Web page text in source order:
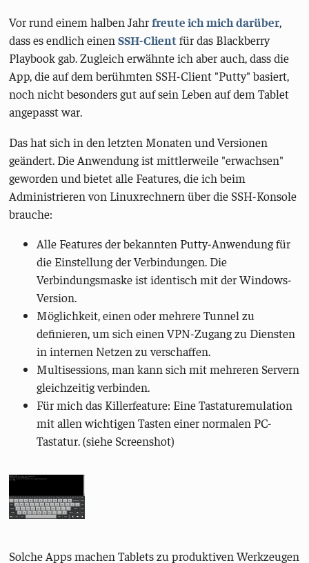
Vor rund einem halben Jahrfreute ich mich darüber,
dass es endlich einenSSH-Clientfür das Blackberry
Playbook gab. Zugleich erwähnte ich aber auch, dass die
App, die auf dem berühmten SSH-Client "Putty" basiert,
noch nicht besonders gut auf sein Leben auf dem Tablet
angepasst war.
Das hat sich in den letzten Monaten und Versionen
geändert. Die Anwendung ist mittlerweile "erwachsen"
geworden und bietet alle Features, die ich beim
Administrieren von Linuxrechnern über die SSH-Konsole
brauche:
Alle Features der bekannten Putty-Anwendung für
die Einstellung der Verbindungen. Die
Verbindungsmaske ist identisch mit der Windows-
Version.
Möglichkeit, einen oder mehrere Tunnel zu
definieren, um sich einen VPN-Zugang zu Diensten
in internen Netzen zu verschaffen.
Multisessions, man kann sich mit mehreren Servern
gleichzeitig verbinden.
Für mich das Killerfeature: Eine Tastaturemulation
mit allen wichtigen Tasten einer normalen PC-
Tastatur. (siehe Screenshot)
Solche Apps machen Tablets zu produktiven Werkzeugen